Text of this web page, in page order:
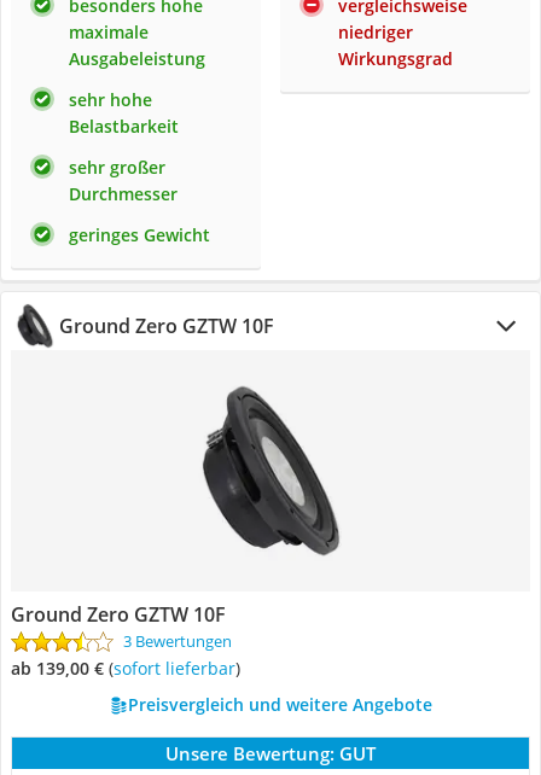
besonders hohe
maximale
Ausgabeleistung
sehr hohe
Belastbarkeit
sehr großer
Durchmesser
geringes Gewicht
vergleichsweise
niedriger
Wirkungsgrad
Ground Zero GZTW 10F
Ground Zero GZTW 10F
3 Bewertungen
ab 139,00 € ( Sofort lieferbar)
Preisvergleich und weitere Angebote
Unsere Bewertung: GUT